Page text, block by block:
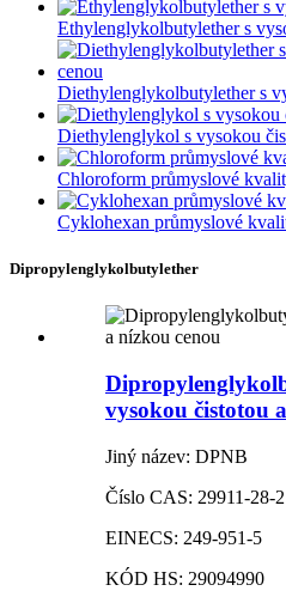
Ethylenglykolbutylether s
Diethylenglykolbutylether s
Diethylenglykol s vysokou
Chloroform průmyslové
Cyklohexan průmyslové
Dipropylenglykolbutylether
vysokou čistotou
Jiný název: DPNB
Číslo CAS: 29911-28-2
EINECS: 249-951-5
KÓD HS: 29094990